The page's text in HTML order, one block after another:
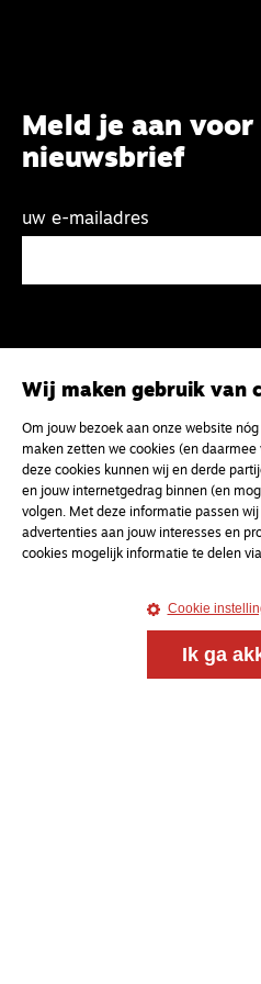
Meld je aan
nieuwsbrief
uw e-mailadres
Wij maken gebruik van
Om jouw bezoek aan onze website
maken zetten we cookies (en
deze cookies kunnen wij en derde
en jouw internetgedrag binnen (en
volgen. Met deze informatie passen
advertenties aan jouw interesses en
cookies mogelijk informatie te delen
Cookie
Ik ga